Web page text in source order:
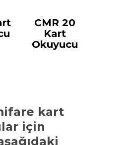
CMR 20
Kart
Okuyucu
kart
için